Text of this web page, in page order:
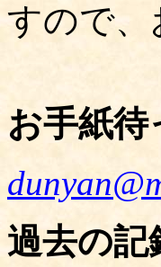
すので、
お手紙待
過去の記